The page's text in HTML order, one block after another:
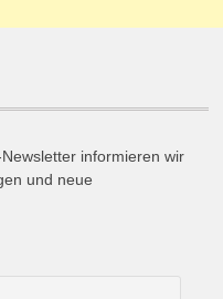
informieren wir
und neue